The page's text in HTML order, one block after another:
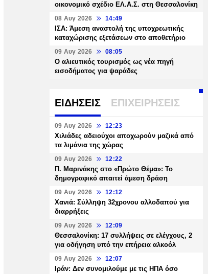
οικονομικό σχέδιο ΕΛ.Α.Σ. στη Θεσσαλονίκη
08 Αυγ 2026 14:49
ΙΣΑ: Άμεση αναστολή της υποχρεωτικής
καταχώρισης εξετάσεων στο αποθετήριο
09 Αυγ 2026 08:05
Ο αλιευτικός τουρισμός ως νέα πηγή
εισοδήματος για ψαράδες
ΕΙΔΗΣΕΙΣ ΕΠΙΧΕΙΡΗΣΕΙΣ
09 Αυγ 2026 12:23
Χιλιάδες αδειούχοι αποχωρούν μαζικά από
τα λιμάνια της χώρας
09 Αυγ 2026 12:22
Π. Μαρινάκης στο «Πρώτο Θέμα»: Το
δημογραφικό απαιτεί άμεση δράση
09 Αυγ 2026 12:12
Χανιά: Σύλληψη 32χρονου αλλοδαπού για
διαρρήξεις
09 Αυγ 2026 12:09
Θεσσαλονίκη: 17 συλλήψεις σε ελέγχους, 2
για οδήγηση υπό την επήρεια αλκοόλ
09 Αυγ 2026 12:07
Ιράν: Δεν συνομιλούμε με τις ΗΠΑ όσο